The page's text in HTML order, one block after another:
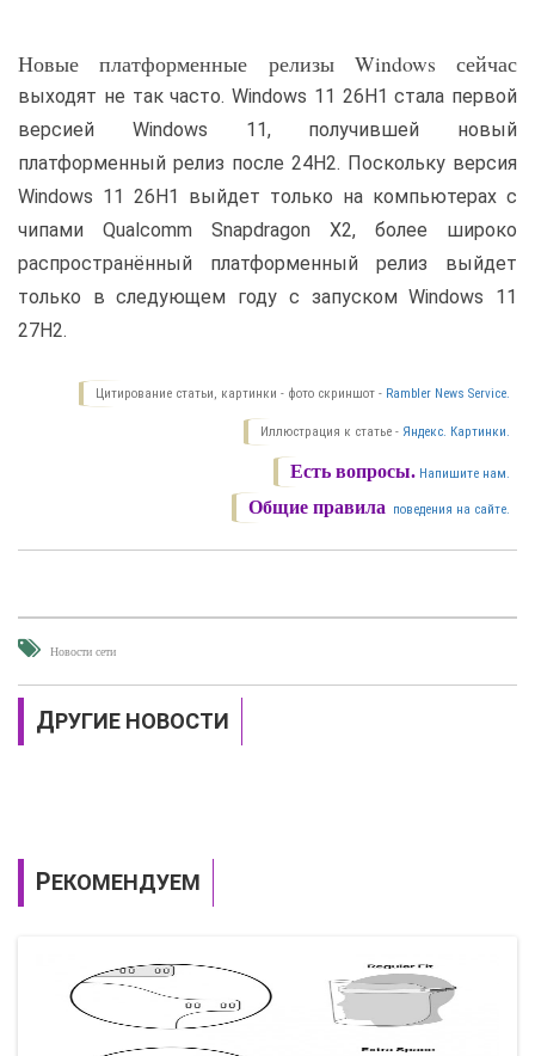
Новые платформенные релизы Windows сейчас
выходят не так часто. Windows 11 26H1 стала первой
версией Windows 11, получившей новый
платформенный релиз после 24H2. Поскольку версия
Windows 11 26H1 выйдет только на компьютерах с
чипами Qualcomm Snapdragon X2, более широко
распространённый платформенный релиз выйдет
только в следующем году с запуском Windows 11
27H2.
Цитирование статьи, картинки - фото скриншот - Rambler News Service.
Иллюстрация к статье - Яндекс. Картинки.
Есть вопросы. Напишите нам.
Общие правила поведения на сайте.
Новости сети
ДРУГИЕ НОВОСТИ
РЕКОМЕНДУЕМ